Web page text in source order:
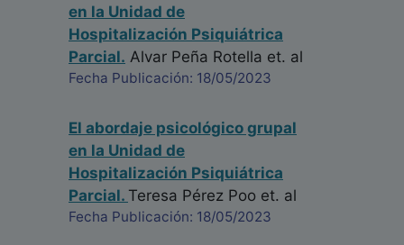
en la Unidad de
Hospitalización Psiquiátrica
Parcial. Alvar Peña Rotella et. al
Fecha Publicación: 18/05/2023
El abordaje psicológico grupal
en la Unidad de
Hospitalización Psiquiátrica
Parcial. Teresa Pérez Poo et. al
Fecha Publicación: 18/05/2023